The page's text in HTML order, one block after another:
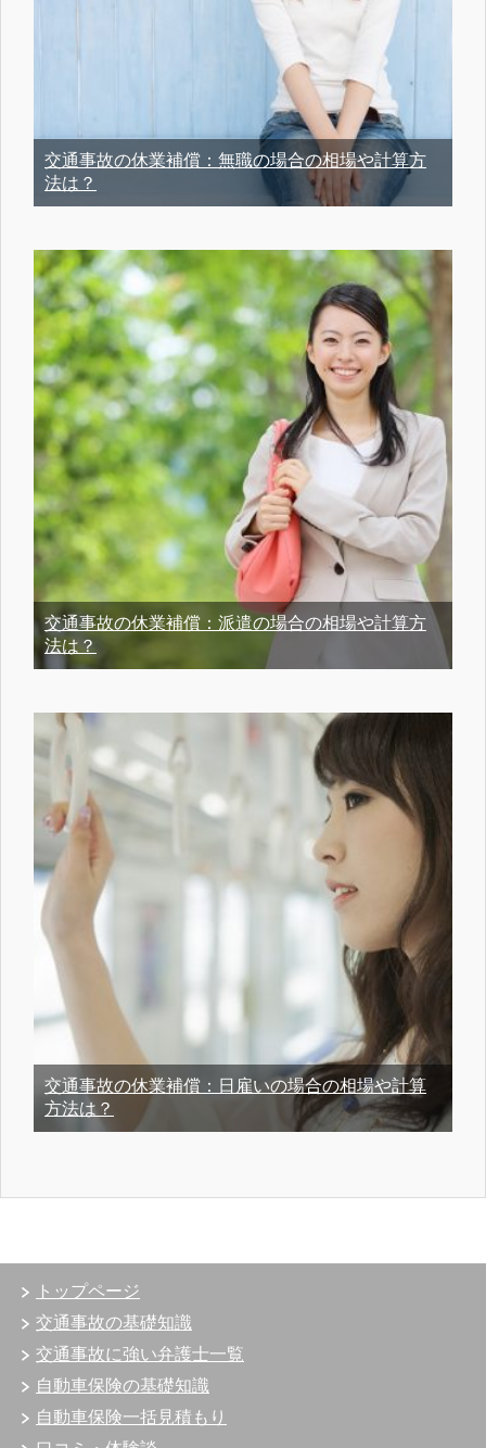
交通事故の休業補償：無職の場合の相場や計算方
法は？
交通事故の休業補償：派遣の場合の相場や計算方
法は？
交通事故の休業補償：日雇いの場合の相場や計算
方法は？
トップページ
交通事故の基礎知識
交通事故に強い弁護士一覧
自動車保険の基礎知識
自動車保険一括見積もり